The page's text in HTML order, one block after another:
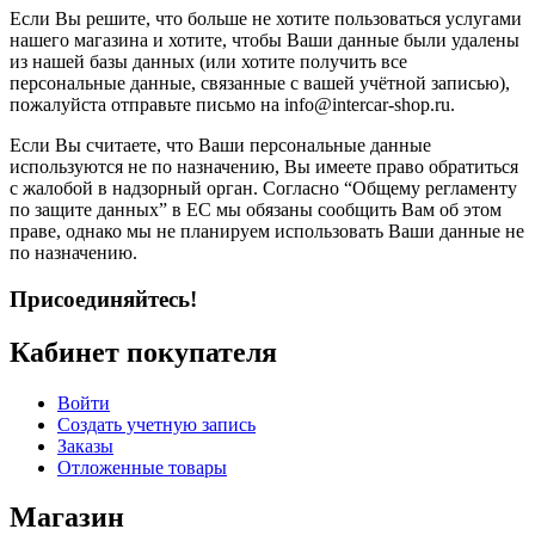
Если Вы решите, что больше не хотите пользоваться услугами
нашего магазина и хотите, чтобы Ваши данные были удалены
из нашей базы данных (или хотите получить все
персональные данные, связанные с вашей учётной записью),
пожалуйста отправьте письмо на info@intercar-shop.ru.
Если Вы считаете, что Ваши персональные данные
используются не по назначению, Вы имеете право обратиться
с жалобой в надзорный орган. Согласно “Общему регламенту
по защите данных” в ЕС мы обязаны сообщить Вам об этом
праве, однако мы не планируем использовать Ваши данные не
по назначению.
Присоединяйтесь!
Кабинет покупателя
Войти
Создать учетную запись
Заказы
Отложенные товары
Магазин